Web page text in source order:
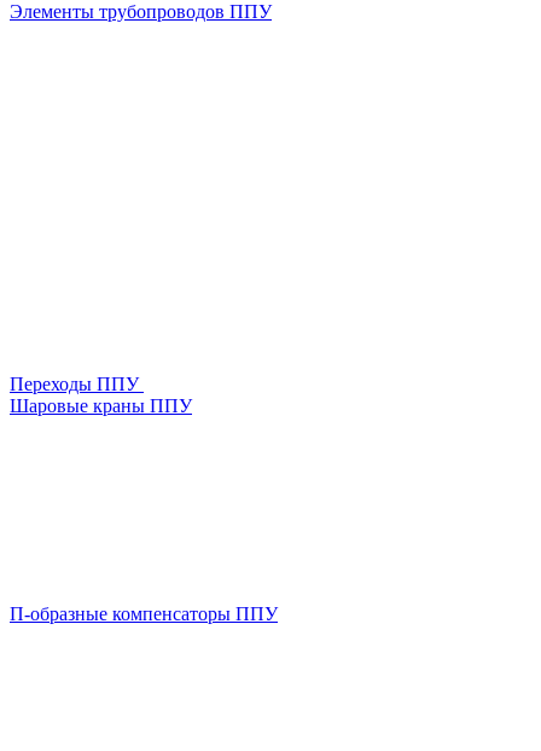
Элементы трубопроводов ППУ
Переходы ППУ
Шаровые краны ППУ
П-образные компенсаторы ППУ